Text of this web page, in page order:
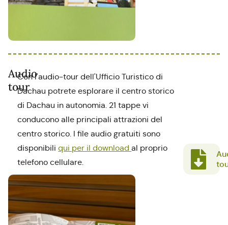
Audio
tour
Con l'audio-tour dell'Ufficio Turistico di
Dachau potrete esplorare il centro storico
di Dachau in autonomia. 21 tappe vi
conducono alle principali attrazioni del
centro storico. I file audio gratuiti sono
disponibiliqui per il downloadal proprio
telefono cellulare.